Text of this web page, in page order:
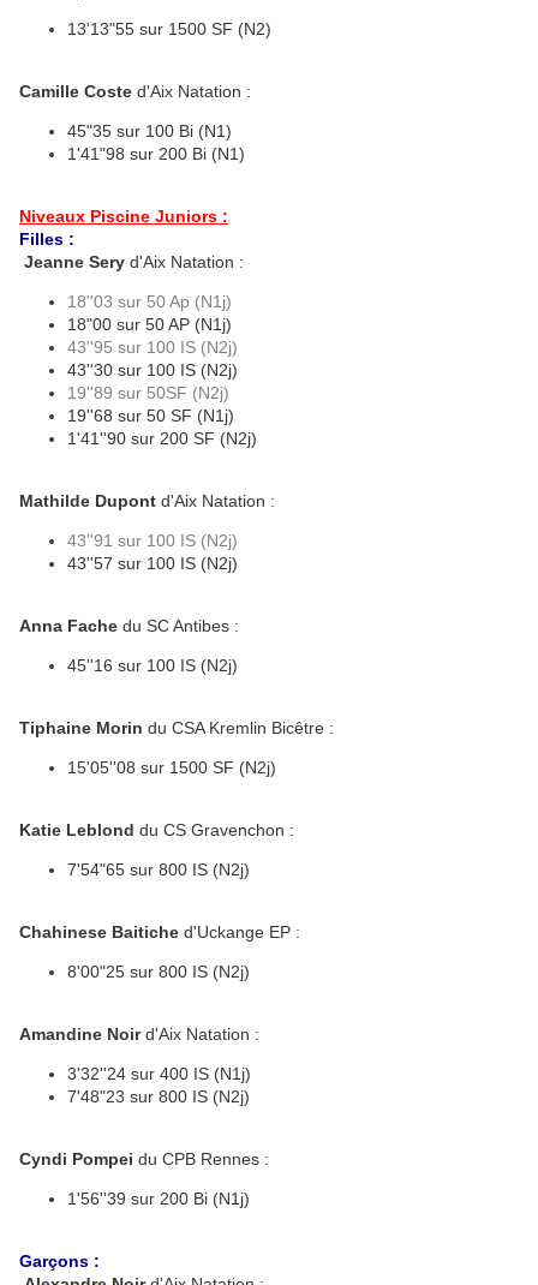
13'13"55 sur 1500 SF (N2)
Camille Coste d'Aix Natation :
45"35 sur 100 Bi (N1)
1'41"98 sur 200 Bi (N1)
Niveaux Piscine Juniors :
Filles :
Jeanne Sery d'Aix Natation :
18''03 sur 50 Ap (N1j)
18"00 sur 50 AP (N1j)
43''95 sur 100 IS (N2j)
43''30 sur 100 IS (N2j)
19''89 sur 50SF (N2j)
19''68 sur 50 SF (N1j)
1'41''90 sur 200 SF (N2j)
Mathilde Dupont d'Aix Natation :
43''91 sur 100 IS (N2j)
43''57 sur 100 IS (N2j)
Anna Fache du SC Antibes :
45''16 sur 100 IS (N2j)
Tiphaine Morin du CSA Kremlin Bicêtre :
15'05''08 sur 1500 SF (N2j)
Katie Leblond du CS Gravenchon :
7'54"65 sur 800 IS (N2j)
Chahinese Baitiche d'Uckange EP :
8'00"25 sur 800 IS (N2j)
Amandine Noird'Aix Natation :
3'32''24 sur 400 IS (N1j)
7'48"23 sur 800 IS (N2j)
Cyndi Pompei du CPB Rennes :
1'56''39 sur 200 Bi (N1j)
Garçons :